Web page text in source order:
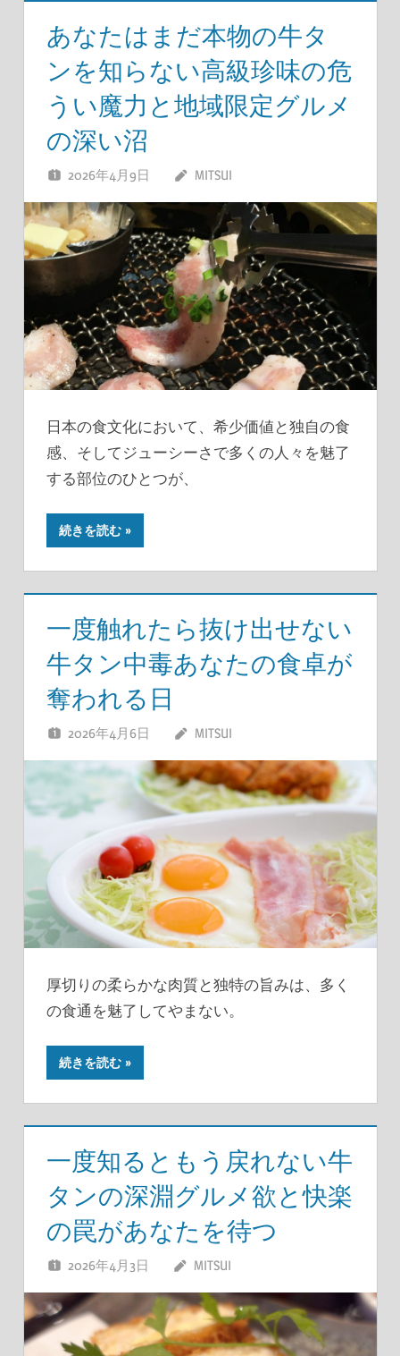
あなたはまだ本物の牛タ
ンを知らない高級珍味の危
うい魔力と地域限定グルメ
の深い沼
2026年4月9日 MITSUI
日本の食文化において、希少価値と独自の食
感、そしてジューシーさで多くの人々を魅了
する部位のひとつが、
続きを読む
一度触れたら抜け出せない
牛タン中毒あなたの食卓が
奪われる日
2026年4月6日 MITSUI
厚切りの柔らかな肉質と独特の旨みは、多く
の食通を魅了してやまない。
続きを読む
一度知るともう戻れない牛
タンの深淵グルメ欲と快楽
の罠があなたを待つ
2026年4月3日 MITSUI